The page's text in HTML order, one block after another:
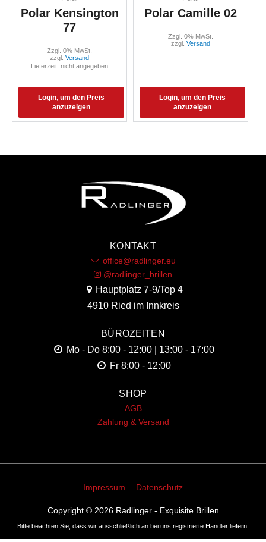
Polar Kensington
77
Login, um den Preis
anzuzeigen
Zzgl. 0% MwSt.
zzgl. Versand
Lieferzeit: nicht angegeben
Polar Camille 02
Login, um den Preis
anzuzeigen
Zzgl. 0% MwSt.
zzgl. Versand
KONTAKT
office@radlinger.eu
@radlinger_brillen
Hauptplatz 7-9/Top 4
4910 Ried im Innkreis
BÜROZEITEN
Mo - Do 8:00 - 12:00 | 13:00 - 17:00
Fr 8:00 - 12:00
SHOP
AGB
Zahlung & Versand
Impressum Datenschutz
Copyright © 2026 Radlinger - Exquisite Brillen
Bitte beachten Sie, dass wir ausschließlich an bei uns registrierte Händler liefern.